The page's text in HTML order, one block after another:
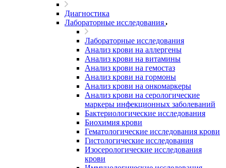
Диагностика
Лабораторные исследования
Лабораторные исследования
Анализ крови на аллергены
Анализ крови на витамины
Анализ крови на гемостаз
Анализ крови на гормоны
Анализ крови на онкомаркеры
Анализ крови на серологические
маркеры инфекционных заболеваний
Бактериологические исследования
Биохимия крови
Гематологические исследования крови
Гистологические исследования
Изосерологические исследования
крови